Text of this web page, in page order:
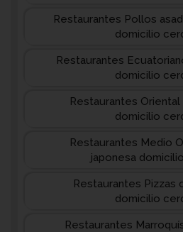
Restaurantes Pollos
domicilio
Restaurantes
domicilio
Restaurantes
domicilio
Restaurantes Medio
japonesa
Restaurantes Pizzas
domicilio
Restaurantes